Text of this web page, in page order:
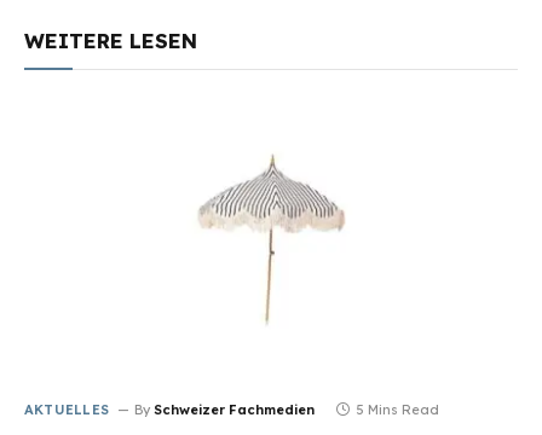
WEITERE LESEN
AKTUELLES By Schweizer Fachmedien 5 Mins Read